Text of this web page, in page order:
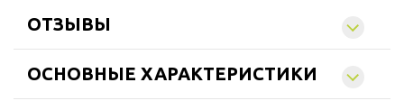
ОТЗЫВЫ
ОСНОВНЫЕ ХАРАКТЕРИСТИКИ